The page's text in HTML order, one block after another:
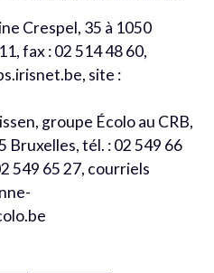
Crespel, 35 à 1050
fax : 02 514 48 60,
site :
groupe Écolo au CRB,
Bruxelles, tél. : 02 549 66
549 65 27, courriels